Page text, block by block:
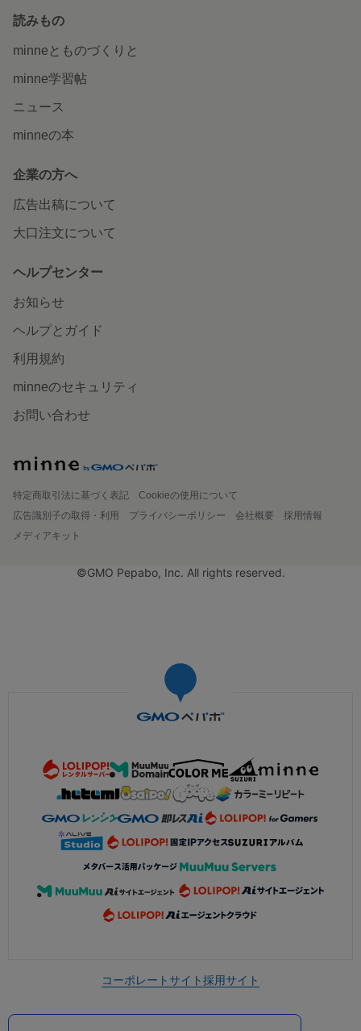
読みもの
minneとものづくりと
minne学習帖
ニュース
minneの本
企業の方へ
広告出稿について
大口注文について
ヘルプセンター
お知らせ
ヘルプとガイド
利用規約
minneのセキュリティ
お問い合わせ
特定商取引法に基づく表記
Cookieの使用について
広告識別子の取得・利用
プライバシーポリシー 会社概要
採用情報
メディアキット
©GMO Pepabo, Inc. All rights reserved.
コーポレートサイト採用サイト